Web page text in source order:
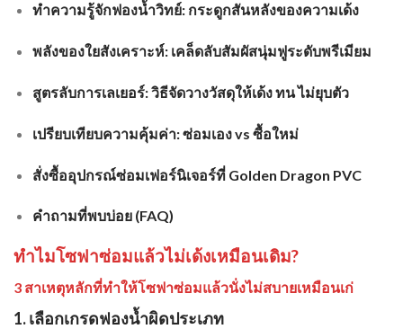
ทำความรู้จักฟองน้ำวิทย์: กระดูกสันหลังของความเด้ง
พลังของใยสังเคราะห์: เคล็ดลับสัมผัสนุ่มฟูระดับพรีเมียม
สูตรลับการเลเยอร์: วิธีจัดวางวัสดุให้เด้ง ทน ไม่ยุบตัว
เปรียบเทียบความคุ้มค่า: ซ่อมเอง vs ซื้อใหม่
สั่งซื้ออุปกรณ์ซ่อมเฟอร์นิเจอร์ที่ Golden Dragon PVC
คำถามที่พบบ่อย (FAQ)
ทำไมโซฟาซ่อมแล้วไม่เด้งเหมือนเดิม?
3 สาเหตุหลักที่ทำให้โซฟาซ่อมแล้วนั่งไม่สบายเหมือนเก่
1. เลือกเกรดฟองน้ำผิดประเภท